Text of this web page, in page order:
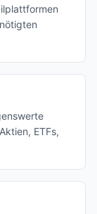
ETFs,